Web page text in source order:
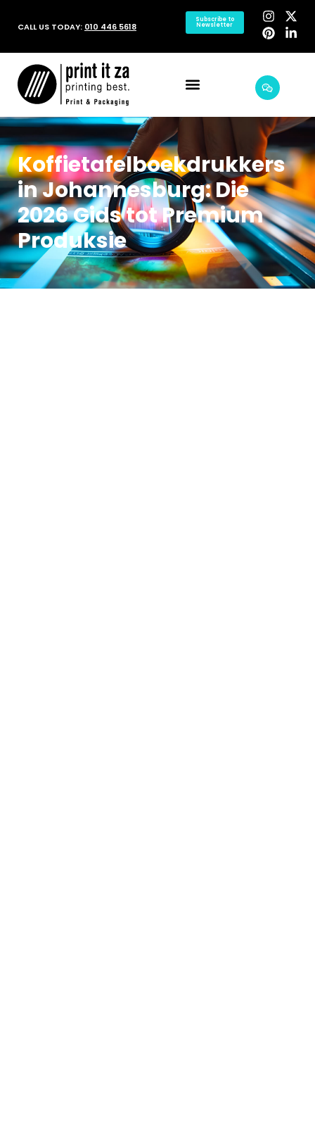
CALL US TODAY: 010 446 5618
Subscribe to
Newsletter
Koffietafelboekdrukkers
in Johannesburg: Die
2026 Gids tot Premium
Produksie